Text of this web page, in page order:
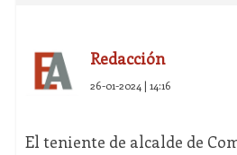
Redacción
26-01-2024 | 14:16
El teniente de alcalde de